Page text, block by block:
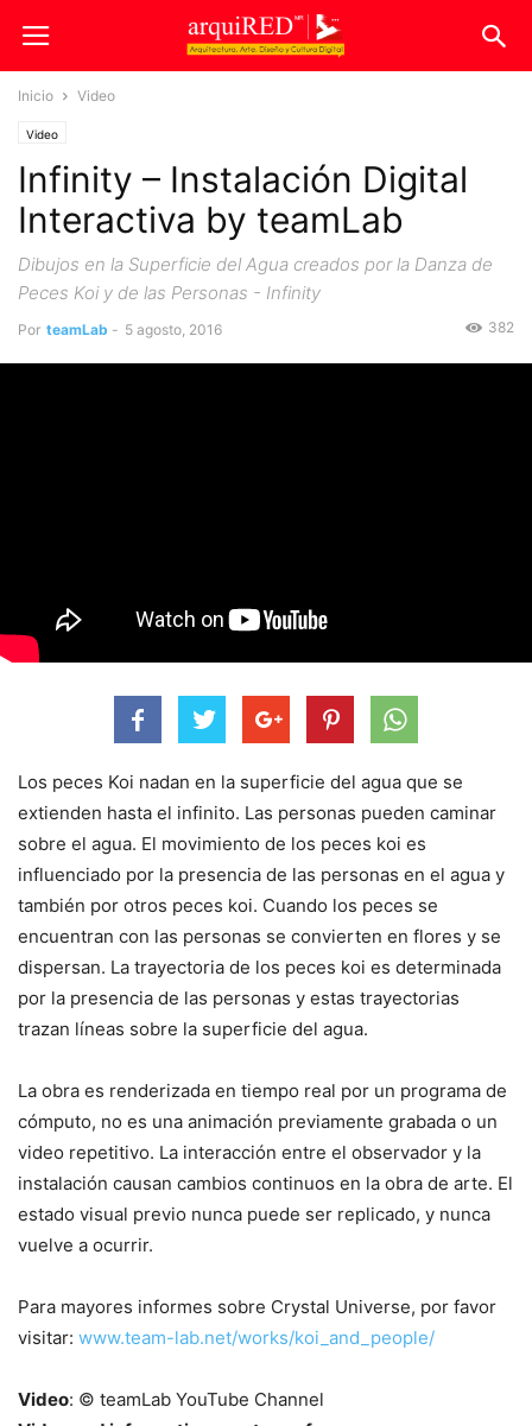
Inicio Video
Video
Infinity – Instalación Digital
Interactiva by teamLab
Dibujos en la Superficie del Agua creados por la Danza de
Peces Koi y de las Personas - Infinity
Por teamLab - 5 agosto, 2016 382
Los peces Koi nadan en la superficie del agua que se
extienden hasta el infinito. Las personas pueden caminar
sobre el agua. El movimiento de los peces koi es
influenciado por la presencia de las personas en el agua y
también por otros peces koi. Cuando los peces se
encuentran con las personas se convierten en flores y se
dispersan. La trayectoria de los peces koi es determinada
por la presencia de las personas y estas trayectorias
trazan líneas sobre la superficie del agua.
La obra es renderizada en tiempo real por un programa de
cómputo, no es una animación previamente grabada o un
video repetitivo. La interacción entre el observador y la
instalación causan cambios continuos en la obra de arte. El
estado visual previo nunca puede ser replicado, y nunca
vuelve a ocurrir.
Para mayores informes sobre Crystal Universe, por favor
visitar: www.team-lab.net/works/koi_and_people/
Video: © teamLab YouTube Channel